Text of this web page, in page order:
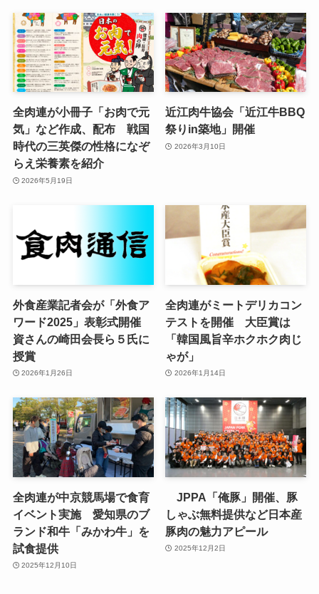
全肉連が小冊子「お肉で元
気」など作成、配布 戦国
時代の三英傑の性格になぞ
らえ栄養素を紹介
2026年5月19日
近江肉牛協会「近江牛BBQ
祭りin築地」開催
2026年3月10日
外食産業記者会が「外食ア
ワード2025」表彰式開催
資さんの崎田会長ら５氏に
授賞
2026年1月26日
全肉連がミートデリカコン
テストを開催 大臣賞は
「韓国風旨辛ホクホク肉じ
ゃが」
2026年1月14日
全肉連が中京競馬場で食育
イベント実施 愛知県のブ
ランド和牛「みかわ牛」を
試食提供
2025年12月10日
JPPA「俺豚」開催、豚
しゃぶ無料提供など日本産
豚肉の魅力アピール
2025年12月2日